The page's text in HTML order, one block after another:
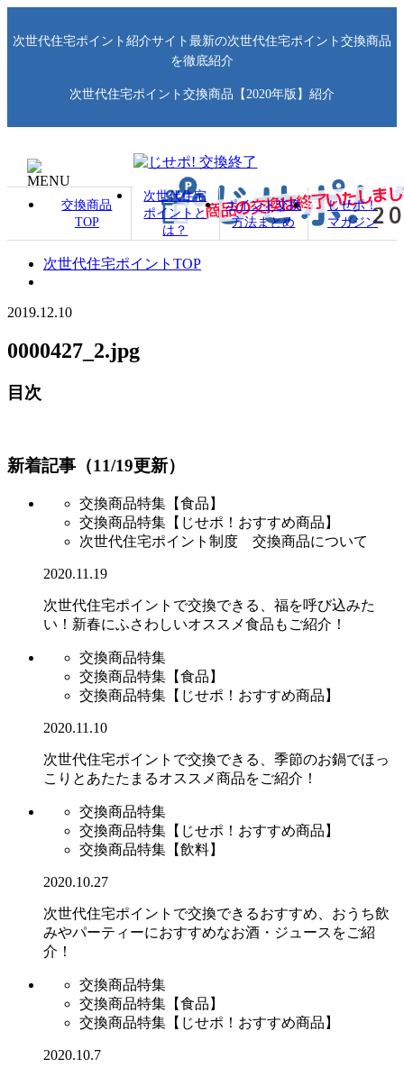
次世代住宅ポイント紹介サイト最新の次世代住宅ポイント交換商品
を徹底紹介
次世代住宅ポイント交換商品【2020年版】紹介
交換商品
TOP
次世代住宅
ポイントと
は？
ポイント交換
方法まとめ
じせポ！
マガジン
次世代住宅ポイントTOP
2019.12.10
0000427_2.jpg
目次
新着記事（11/19更新）
交換商品特集【食品】
交換商品特集【じせポ！おすすめ商品】
次世代住宅ポイント制度 交換商品について
2020.11.19
次世代住宅ポイントで交換できる、福を呼び込みた
い！新春にふさわしいオススメ食品もご紹介！
交換商品特集
交換商品特集【食品】
交換商品特集【じせポ！おすすめ商品】
2020.11.10
次世代住宅ポイントで交換できる、季節のお鍋でほっ
こりとあたたまるオススメ商品をご紹介！
交換商品特集
交換商品特集【じせポ！おすすめ商品】
交換商品特集【飲料】
2020.10.27
次世代住宅ポイントで交換できるおすすめ、おうち飲
みやパーティーにおすすめなお酒・ジュースをご紹
介！
交換商品特集
交換商品特集【食品】
交換商品特集【じせポ！おすすめ商品】
2020.10.7